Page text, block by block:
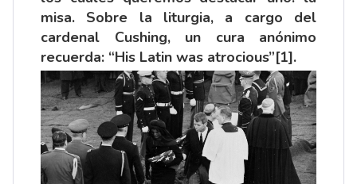
misa. Sobre la liturgia, a cargo del
cardenal Cushing, un cura anónimo
recuerda: “His Latin was atrocious”[1].